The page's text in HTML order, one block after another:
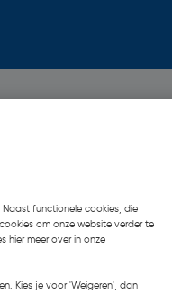
functionele cookies, die
om onze website verder te
hier meer over in onze
Kies je voor 'Weigeren', dan